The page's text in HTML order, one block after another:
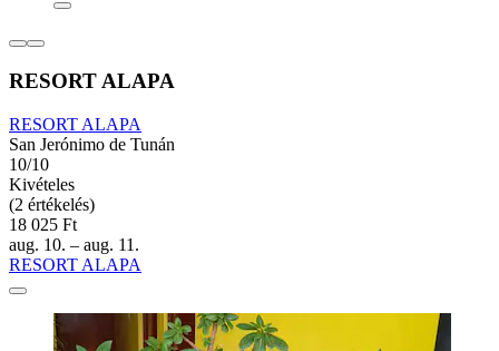
RESORT ALAPA
RESORT ALAPA
San Jerónimo de Tunán
10/10
Kivételes
(2 értékelés)
18 025 Ft
aug. 10. – aug. 11.
RESORT ALAPA